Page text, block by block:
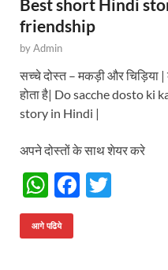
Best short Hindi
friendship
byAdmin
सच्चे दोस्त – मकड़ी और चिड़िया |
होता है| Do sacche dosto ki
story in Hindi |
अपने दोस्तों के साथ शेयर करे
W
h
at
F
आगे पढिये